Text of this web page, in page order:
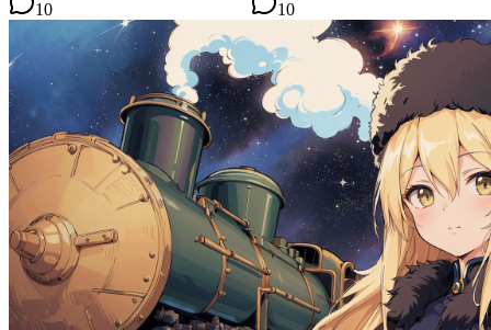
10 10